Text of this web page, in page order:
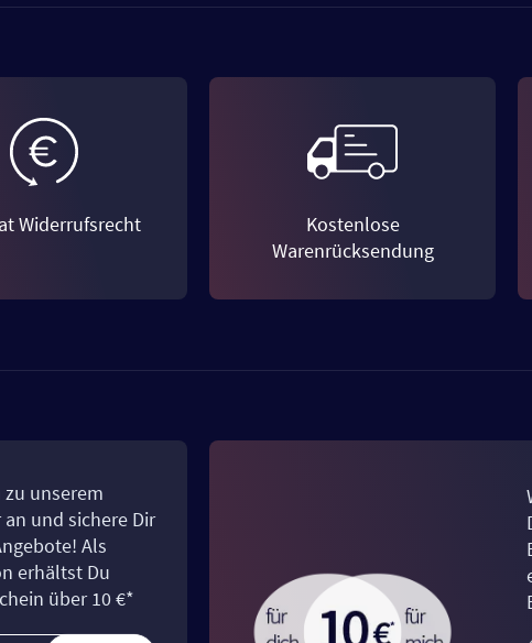
Widerrufsrecht
Kostenlose
Warenrücksendung
zu unserem
und sichere Dir
Als
erhältst Du
über 10 €*